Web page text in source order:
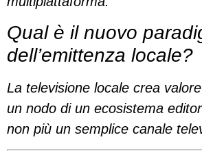
Qual è il nuovo
dell’emittenza locale?
La televisione locale crea
un nodo di un ecosistema
non più un semplice canale